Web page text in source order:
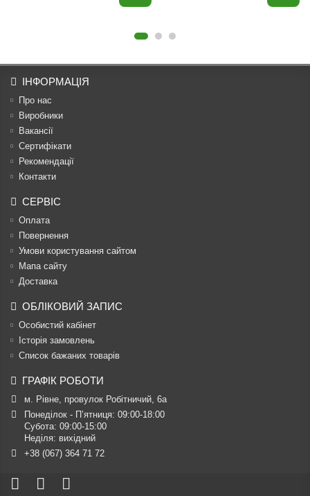
ІНФОРМАЦІЯ
Про нас
Виробники
Вакансії
Сертифікати
Рекомендації
Контакти
СЕРВІС
Оплата
Повернення
Умови користування сайтом
Мапа сайту
Доставка
ОБЛІКОВИЙ ЗАПИС
Особистий кабінет
Історія замовлень
Список бажаних товарів
ГРАФІК РОБОТИ
м. Рівне, провулок Робітничий, 6а
Понеділок - П’ятниця: 09:00-18:00
Субота: 09:00-15:00
Неділя: вихідний
+38 (067) 364 71 72